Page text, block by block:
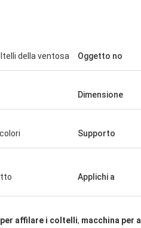
della ventosa Oggetto no
Dimensione
Supporto
Applichi a
affilare i coltelli, macchina per